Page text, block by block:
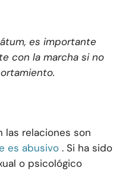
es importante
con la marcha si no
las relaciones son
es abusivo . Si ha sido
o psicológico